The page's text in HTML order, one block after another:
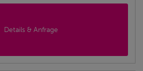
Details & Anfrage